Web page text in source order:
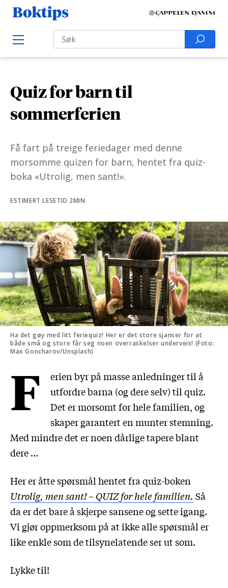
B
o
k
t
p
s
O
p
e
e
n
u
e
c
h
f
r
:
Search
Quiz for barn til
sommerferien
Få fart på treige feriedager med denne
morsomme quizen for barn, hentet fra quiz-
boka «Utrolig, men sant!».
ESTIMERT LESETID 2MIN
Ha det gøy med litt feriequiz! Her er det store sjanser for at
både små og store får seg noen overraskelser underveis! (Foto:
Max Goncharov/Unsplash)
F
erien byr på masse anledninger til å
utfordre barna (og dere selv) til quiz.
Det er morsomt for hele familien, og
skaper garantert en munter stemning.
Med mindre det er noen dårlige tapere blant
dere …
Her er åtte spørsmål hentet fra quiz-boken
Utrolig, men sant! – QUIZ for hele familien. Så
da er det bare å skjerpe sansene og sette igang.
Vi gjør oppmerksom på at ikke alle spørsmål er
like enkle som de tilsynelatende ser ut som.
Lykke til!